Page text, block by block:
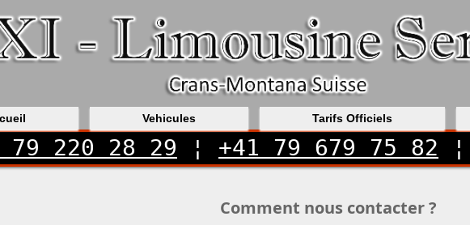
Vehicules Tarifs Officiels
79 220 28 29 ¦ +41 79 679 75 82 ¦
Comment nous contacter ?